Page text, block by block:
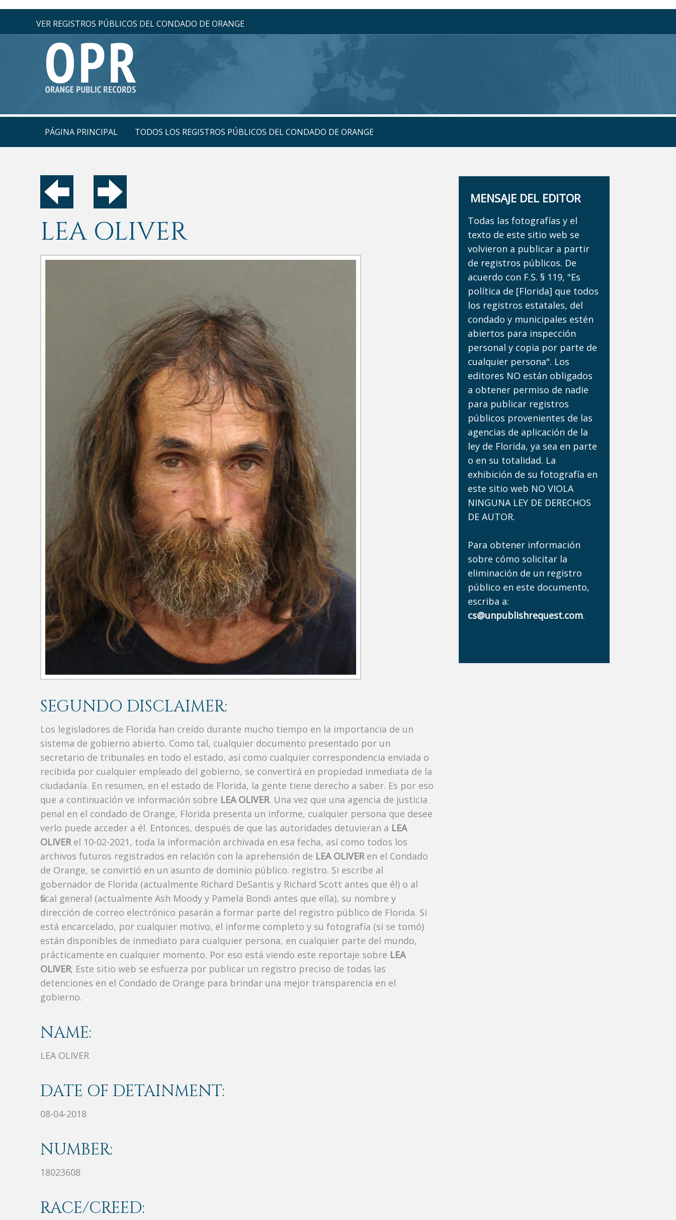
VER REGISTROS PÚBLICOS DEL CONDADO DE ORANGE
PÁGINA PRINCIPAL TODOS LOS REGISTROS PÚBLICOS DEL CONDADO DE ORANGE
LEA OLIVER
SEGUNDO DISCLAIMER:
Los legisladores de Florida han creído durante mucho tiempo en la importancia de un
sistema de gobierno abierto. Como tal, cualquier documento presentado por un
secretario de tribunales en todo el estado, así como cualquier correspondencia enviada o
recibida por cualquier empleado del gobierno, se convertirá en propiedad inmediata de la
ciudadanía. En resumen, en el estado de Florida, la gente tiene derecho a saber. Es por eso
que a continuación ve información sobre LEA OLIVER. Una vez que una agencia de justicia
penal en el condado de Orange, Florida presenta un informe, cualquier persona que desee
verlo puede acceder a él. Entonces, después de que las autoridades detuvieran a LEA
OLIVERel 10-02-2021, toda la información archivada en esa fecha, así como todos los
archivos futuros registrados en relación con la aprehensión de LEA OLIVERen el Condado
de Orange, se convirtió en un asunto de dominio público. registro. Si escribe al
gobernador de Florida (actualmente Richard DeSantis y Richard Scott antes que él) o al
fiscal general (actualmente Ash Moody y Pamela Bondi antes que ella), su nombre y
dirección de correo electrónico pasarán a formar parte del registro público de Florida. Si
está encarcelado, por cualquier motivo, el informe completo y su fotografía (si se tomó)
están disponibles de inmediato para cualquier persona, en cualquier parte del mundo,
prácticamente en cualquier momento. Por eso está viendo este reportaje sobre LEA
OLIVER; Este sitio web se esfuerza por publicar un registro preciso de todas las
detenciones en el Condado de Orange para brindar una mejor transparencia en el
gobierno.
NAME:
LEA OLIVER
DATE OF DETAINMENT:
08-04-2018
NUMBER:
18023608
RACE/CREED:
MENSAJE DEL EDITOR
Todas las fotografías y el
texto de este sitio web se
volvieron a publicar a partir
de registros públicos. De
acuerdo con F.S. § 119, "Es
política de [Florida] que todos
los registros estatales, del
condado y municipales estén
abiertos para inspección
personal y copia por parte de
cualquier persona". Los
editores NO están obligados
a obtener permiso de nadie
para publicar registros
públicos provenientes de las
agencias de aplicación de la
ley de Florida, ya sea en parte
o en su totalidad. La
exhibición de su fotografía en
este sitio web NO VIOLA
NINGUNA LEY DE DERECHOS
DE AUTOR.
Para obtener información
sobre cómo solicitar la
eliminación de un registro
público en este documento,
escriba a:
cs@unpublishrequest.com.